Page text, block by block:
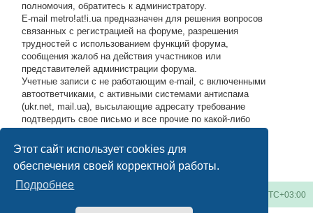
Этот сайт использует cookies для
обеспечения своей корректной работы.
Подробнее
полномочия, обратитесь к администратору.
E-mail metro!at!i.ua предназначен для решения вопросов
связанных с регистрацией на форуме, разрешения
трудностей с использованием функций форума,
сообщения жалоб на действия участников или
представителей администрации форума.
Учетные записи с не работающим e-mail, с включенными
автоответчиками, с активными системами антиспама
(ukr.net, mail.ua), высылающие адресату требование
подтвердить свое письмо и все прочие по какой-либо
высылающие мусор на адрес администрации, будут
блокироваться по усмотрению администратора.
UTC+03:00